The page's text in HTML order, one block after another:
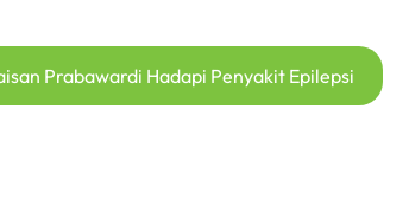
Prabawardi Hadapi Penyakit Epilepsi